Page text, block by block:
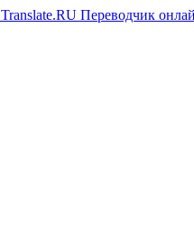
Translate.RU Переводчик